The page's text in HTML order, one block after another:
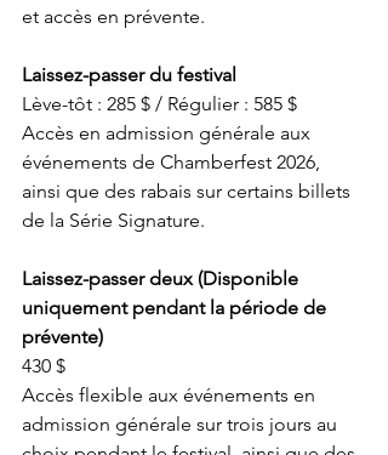
et accès en prévente.
Laissez-passer du festival
Lève-tôt : 285 $ / Régulier : 585 $
Accès en admission générale aux
événements de Chamberfest 2026,
ainsi que des rabais sur certains billets
de la Série Signature.
Laissez-passer deux (Disponible
uniquement pendant la période de
prévente)
430 $
Accès flexible aux événements en
admission générale sur trois jours au